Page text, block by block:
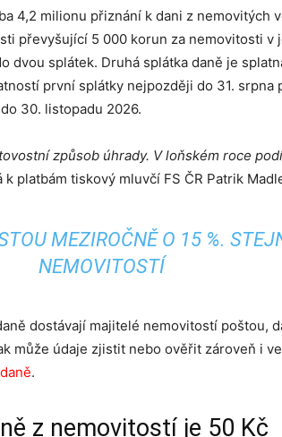
4,2 milionu přiznání k dani z nemovitých
převyšující 5 000 korun za nemovitosti v
dvou splátek. Druhá splátka daně je
první splátky nejpozději do 31. srpna
30. listopadu 2026.
způsob úhrady. V loňském roce
k platbám tiskový mluvčí FS ČR Patrik
MEZIROČNĚ O 15 %.
NEMOVITOSTÍ
dostávají majitelé nemovitostí poštou,
může údaje zjistit nebo ověřit zároveň i
.
z nemovitostí je 50 Kč